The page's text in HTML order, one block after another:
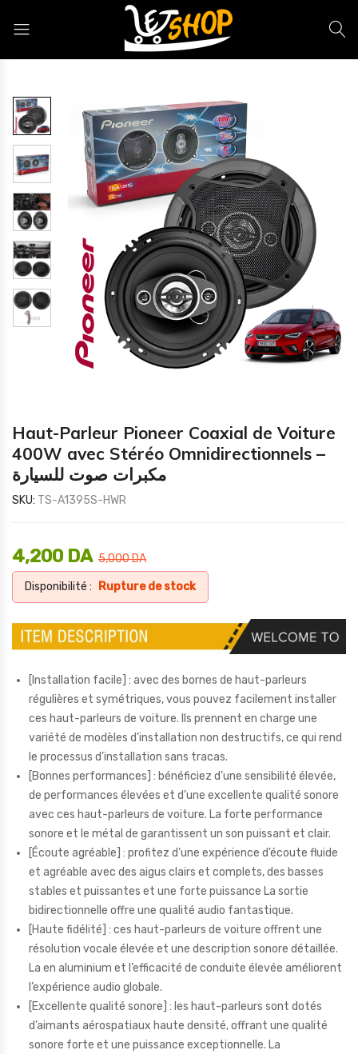
Haut-Parleur Pioneer Coaxial de Voiture
400W avec Stéréo Omnidirectionnels –
مكبرات صوت للسيارة
SKU: TS-A1395S-HWR
5,000DA
4,200 DA
Disponibilité : Rupture de stock
[Installation facile] : avec des bornes de haut-parleurs
régulières et symétriques, vous pouvez facilement installer
ces haut-parleurs de voiture. Ils prennent en charge une
variété de modèles d’installation non destructifs, ce qui rend
le processus d’installation sans tracas.
[Bonnes performances] : bénéficiez d’une sensibilité élevée,
de performances élevées et d’une excellente qualité sonore
avec ces haut-parleurs de voiture. La forte performance
sonore et le métal de garantissent un son puissant et clair.
[Écoute agréable] : profitez d’une expérience d’écoute fluide
et agréable avec des aigus clairs et complets, des basses
stables et puissantes et une forte puissance La sortie
bidirectionnelle offre une qualité audio fantastique.
[Haute fidélité] : ces haut-parleurs de voiture offrent une
résolution vocale élevée et une description sonore détaillée.
La en aluminium et l’efficacité de conduite élevée améliorent
l’expérience audio globale.
[Excellente qualité sonore] : les haut-parleurs sont dotés
d’aimants aérospatiaux haute densité, offrant une qualité
sonore forte et une puissance exceptionnelle. La